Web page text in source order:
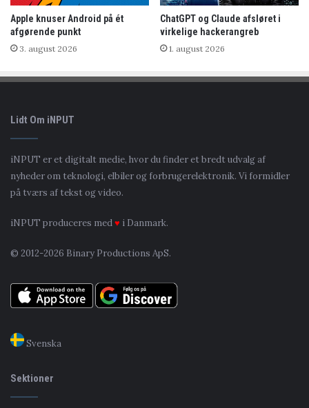
Apple knuser Android på ét
afgørende punkt
3. august 2026
ChatGPT og Claude afsløret i
virkelige hackerangreb
1. august 2026
Lidt Om iNPUT
iNPUT er et digitalt medie, hvor du finder et bredt udvalg af
nyheder om teknologi, elbiler og forbrugerelektronik. Vi formidler
på tværs af tekst og video.
iNPUT produceres med♥ i Danmark.
© 2012-2026 Binary Productions ApS.
Svenska
Sektioner